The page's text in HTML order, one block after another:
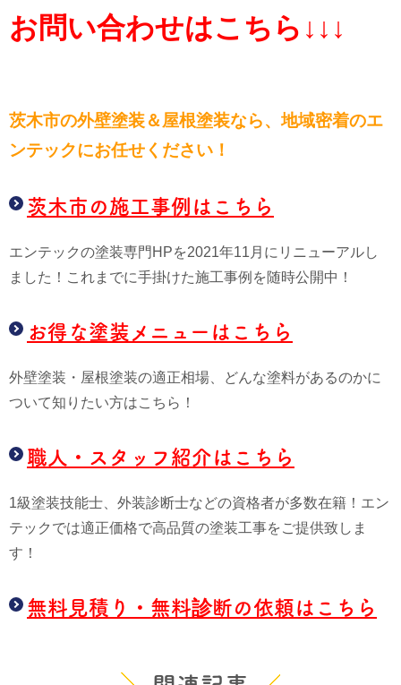
お問い合わせはこちら↓↓↓
茨木市の外壁塗装＆屋根塗装なら、地域密着のエ
ンテックにお任せください！
茨木市の施工事例はこちら
エンテックの塗装専門HPを2021年11月にリニューアルし
ました！これまでに手掛けた施工事例を随時公開中！
お得な塗装メニューはこちら
外壁塗装・屋根塗装の適正相場、どんな塗料があるのかに
ついて知りたい方はこちら！
職人・スタッフ紹介はこちら
1級塗装技能士、外装診断士などの資格者が多数在籍！エン
テックでは適正価格で高品質の塗装工事をご提供致しま
す！
無料見積り・無料診断の依頼はこちら